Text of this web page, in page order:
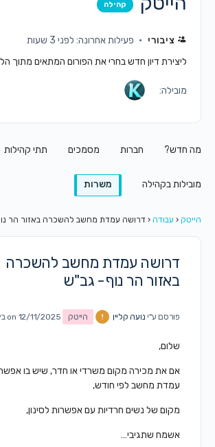
קהילה
ציבורי
פעילות אחרונה: לפני 3 שעות
ליצירת דיון חדש בחרי את הפורום המתאים מתוך
מובילה:
מה חדש? חברות מסמכים תתי קהילות
מובילות בקהילה משרות
הייטק ‹ עבודה ‹ דרושה עמדת מחשב להשכרה באזור הר
דרושה עמדת מחשב להשכרה
באזור הר נוף- גב"ש
פורסם ע"ינועה קליין הייטק on 12/11/2025 ב2:19 pm
שלום,
אם את מכירה מקום משרדי או חדר, שיש בו
עמדת מחשב לפי חודש,
מקום של נשים חרדיות עם אפשרות לסינון,
אשמח שתגיבי…